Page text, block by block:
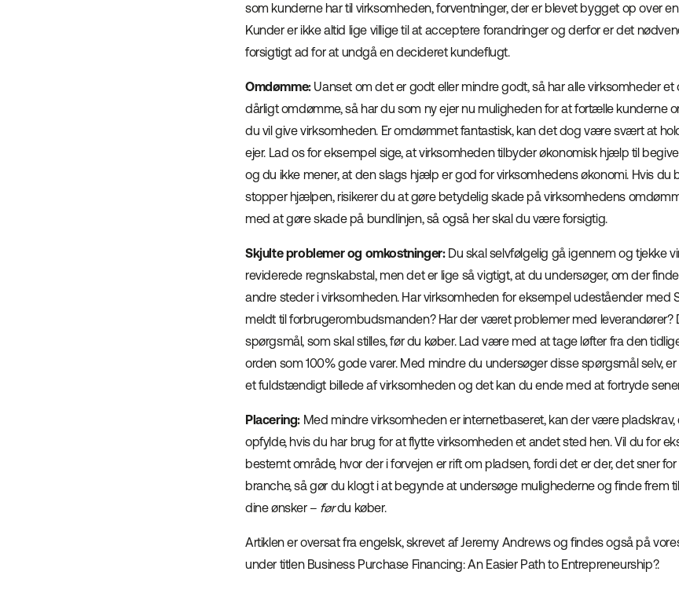
som kunderne har til virksomheden, forventninger, der er blevet bygget op over
Kunder er ikke altid lige villige til at acceptere forandringer og derfor er det
forsigtigt ad for at undgå en decideret kundeflugt.
Omdømme:Uanset om det er godt eller mindre godt, så har alle virksomheder et
dårligt omdømme, så har du som ny ejer nu muligheden for at fortælle kunderne
du vil give virksomheden. Er omdømmet fantastisk, kan det dog være svært at
ejer. Lad os for eksempel sige, at virksomheden tilbyder økonomisk hjælp til
og du ikke mener, at den slags hjælp er god for virksomhedens økonomi. Hvis du
stopper hjælpen, risikerer du at gøre betydelig skade på virksomhedens
med at gøre skade på bundlinjen, så også her skal du være forsigtig.
Skjulte problemer og omkostninger:Du skal selvfølgelig gå igennem og tjekke
reviderede regnskabstal, men det er lige så vigtigt, at du undersøger, om der
andre steder i virksomheden. Har virksomheden for eksempel udeståender med
meldt til forbrugerombudsmanden? Har der været problemer med leverandører?
spørgsmål, som skal stilles, før du køber. Lad være med at tage løfter fra den
orden som 100% gode varer. Med mindre du undersøger disse spørgsmål selv,
et fuldstændigt billede af virksomheden og det kan du ende med at fortryde
Placering: Med mindre virksomheden er internetbaseret, kan der være
opfylde, hvis du har brug for at flytte virksomheden et andet sted hen. Vil du for
bestemt område, hvor der i forvejen er rift om pladsen, fordi det er der, det sner
branche, så gør du klogt i at begynde at undersøge mulighederne og finde frem
dine ønsker – førdu køber.
Artiklen er oversat fra engelsk, skrevet af Jeremy Andrews og findes også på
under titlen Business Purchase Financing: An Easier Path to Entrepreneurship?.